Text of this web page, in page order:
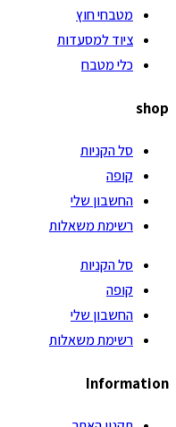
מטבחי חוץ
ציוד למסעדות
כלי מטבח
shop
סל הקניות
קופה
החשבון שלי
רשימת משאלות
סל הקניות
קופה
החשבון שלי
רשימת משאלות
Information